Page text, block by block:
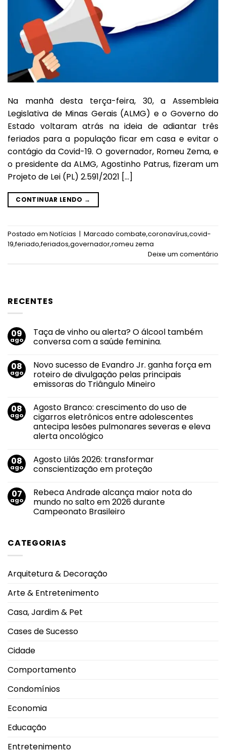
RECENTES
09
ago
Taça de vinho ou alerta? O álcool também
conversa com a saúde feminina.
em
Taça
de
vinho
O
álcool
também
conversa
com
a
08
ago
Novo sucesso de Evandro Jr. ganha força em
roteiro de divulgação pelas principais
emissoras do Triângulo Mineiro
em
Novo
sucesso
de
Evandro
Jr.
em
roteiro
de
principais
emissoras
do
Triângulo
08
ago
Agosto Branco: crescimento do uso de
cigarros eletrônicos entre adolescentes
antecipa lesões pulmonares severas e eleva
alerta oncológico
em
Agosto
Branco:
uso
de
cigarros
eletrônicos
pulmonares
alerta
oncológico
08
ago
Agosto Lilás 2026: transformar
conscientização em proteção
em
Agosto
Lilás
2026:
transformar
07
ago
Rebeca Andrade alcança maior nota do
mundo no salto em 2026 durante
Campeonato Brasileiro
Rebeca
Andrade
do
salto
durante
Brasileiro
CATEGORIAS
Arquitetura & Decoração
Arte & Entretenimento
Casa, Jardim & Pet
Cases de Sucesso
Cidade
Comportamento
Condomínios
Economia
Educação
Entretenimento
Na manhã desta terça-feira, 30, a Assembleia
Legislativa de Minas Gerais (ALMG) e o Governo do
Estado voltaram atrás na ideia de adiantar três
feriados para a população ficar em casa e evitar o
contágio da Covid-19. O governador, Romeu Zema, e
o presidente da ALMG, Agostinho Patrus, fizeram um
Projeto de Lei (PL) 2.591/2021 […]
CONTINUAR LENDO →
Postado em Notícias | Marcado combate,coronavírus,covid-
19,feriado,feriados,governador,romeu zema
Deixe um comentário